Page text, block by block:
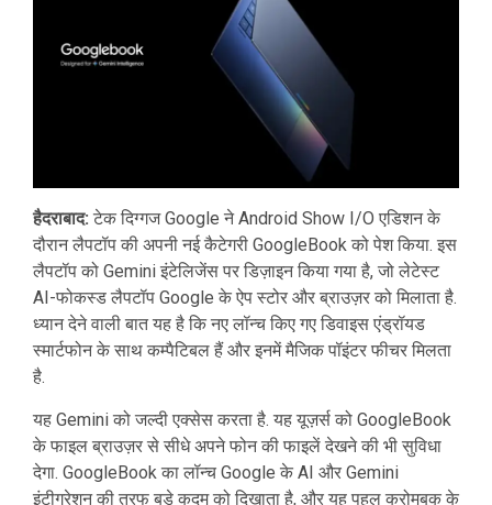
हैदराबाद: टेक दिग्गज Google ने Android Show I/O एडिशन के
दौरान लैपटॉप की अपनी नई कैटेगरी GoogleBook को पेश किया. इस
लैपटॉप को Gemini इंटेलिजेंस पर डिज़ाइन किया गया है, जो लेटेस्ट
AI-फोकस्ड लैपटॉप Google के ऐप स्टोर और ब्राउज़र को मिलाता है.
ध्यान देने वाली बात यह है कि नए लॉन्च किए गए डिवाइस एंड्रॉयड
स्मार्टफोन के साथ कम्पैटिबल हैं और इनमें मैजिक पॉइंटर फीचर मिलता
है.
यह Gemini को जल्दी एक्सेस करता है. यह यूज़र्स को GoogleBook
के फाइल ब्राउज़र से सीधे अपने फोन की फाइलें देखने की भी सुविधा
देगा. GoogleBook का लॉन्च Google के AI और Gemini
इंटीग्रेशन की तरफ बड़े कदम को दिखाता है, और यह पहल क्रोमबुक के